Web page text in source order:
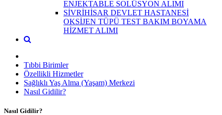
ENJEKTABLE SOLÜSYON ALIMI
SİVRİHİSAR DEVLET HASTANESİ
OKSİJEN TÜPÜ TEST BAKIM BOYAMA
HİZMET ALIMI
Tıbbi Birimler
Özellikli Hizmetler
Sağlıklı Yaş Alma (Yaşam) Merkezi
Nasıl Gidilir?
Nasıl Gidilir?